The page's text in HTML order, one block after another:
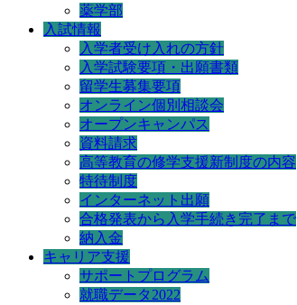
薬学部
入試情報
入学者受け入れの方針
入学試験要項・出願書類
留学生募集要項
オンライン個別相談会
オープンキャンパス
資料請求
高等教育の修学支援新制度の内容
特待制度
インターネット出願
合格発表から入学手続き完了まで
納入金
キャリア支援
サポートプログラム
就職データ2022